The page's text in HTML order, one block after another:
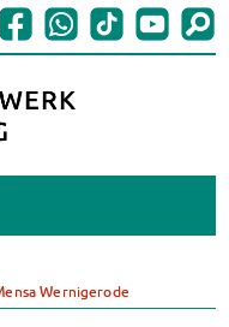
Wernigerode